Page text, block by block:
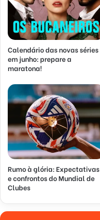
Calendário das novas séries
em junho: prepare a
maratona!
Rumo à glória: Expectativas
e confrontos do Mundial de
Clubes